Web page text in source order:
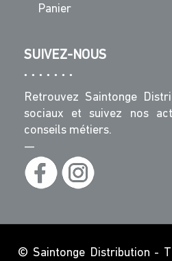
Panier
SUIVEZ-NOUS
Retrouvez Saintonge
sociaux et suivez nos
conseils métiers.
—
© Saintonge Distribution -